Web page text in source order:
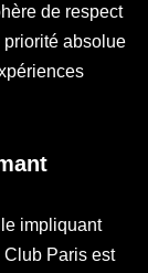
de respect
priorité absolue
impliquant
Paris est